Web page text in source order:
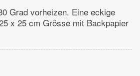
Grad vorheizen. Eine eckige
x 25 cm Grösse mit Backpapier